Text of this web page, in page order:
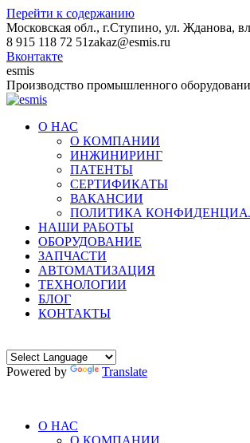
Перейти к содержанию
Московская обл., г.Ступино, ул. Жданова,
8 915 118 72 51zakaz@esmis.ru
Вконтакте
esmis
Производство промышленного
О НАС
О КОМПАНИИ
ИНЖИНИРИНГ
ПАТЕНТЫ
СЕРТИФИКАТЫ
ВАКАНСИИ
ПОЛИТИКА
НАШИ РАБОТЫ
ОБОРУДОВАНИЕ
ЗАПЧАСТИ
АВТОМАТИЗАЦИЯ
ТЕХНОЛОГИИ
БЛОГ
КОНТАКТЫ
Powered by Translate
О НАС
О КОМПАНИИ